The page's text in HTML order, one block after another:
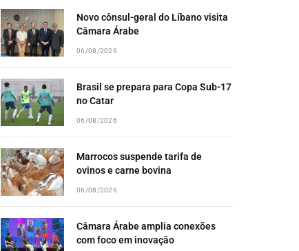
Novo cônsul-geral do Líbano visita
Câmara Árabe
06/08/2026
Brasil se prepara para Copa Sub-17
no Catar
06/08/2026
Marrocos suspende tarifa de
ovinos e carne bovina
06/08/2026
Câmara Árabe amplia conexões
com foco em inovação